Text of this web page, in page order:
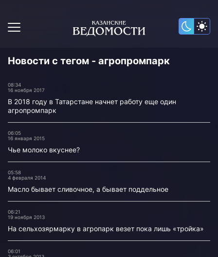
Новости с тегом - агропромпарк
08:34
16 ноября 2017
В 2018 году в Татарстане начнет работу еще один
агропромпарк
06:05
16 января 2015
Чье молоко вкуснее?
05:58
4 февраля 2014
Масло бывает сливочное, а бывает поддельное
06:21
19 ноября 2013
На сельхозярмарку в агропарк везет пока лишь «тройка»
06:01